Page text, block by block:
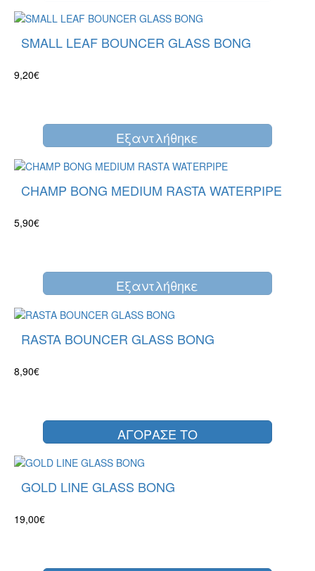
SMALL LEAF BOUNCER GLASS BONG
9,20€
Eξαντλήθηκε
CHAMP BONG MEDIUM RASTA WATERPIPE
5,90€
Eξαντλήθηκε
RASTA BOUNCER GLASS BONG
8,90€
ΑΓΟΡΑΣΕ ΤΟ
GOLD LINE GLASS BONG
19,00€